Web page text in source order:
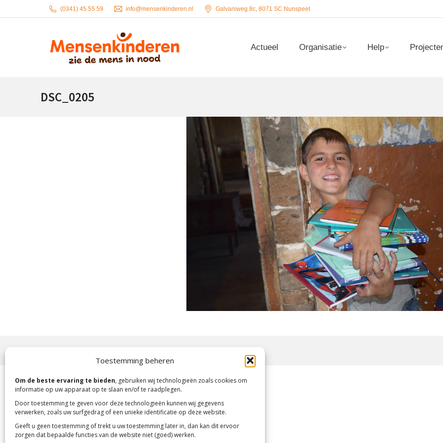
Toestemming beheren
Om de beste ervaring te bieden, gebruiken wij technologieën zoals cookies om
informatie op uw apparaat op te slaan en/of te raadplegen.
Door toestemming te geven voor deze technologieën kunnen wij gegevens
verwerken, zoals uw surfgedrag of een unieke identificatie op deze website.
Geeft u geen toestemming of trekt u uw toestemming later in, dan kan dit ervoor
zorgen dat bepaalde functies van de website niet (goed) werken.
(0341) 45 55 59 info@mensenkinderen.nl Galvaniweg 8c, 8071 SC Nunspeet
Actueel Organisatie Help
DSC_0205
Actueel Organisatie Help